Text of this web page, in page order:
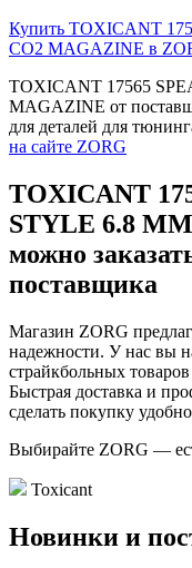
Купить TOXICANT
CO2 MAGAZINE в
TOXICANT 17565
MAGAZINE от
для деталей для
на сайте ZORG
TOXICANT
STYLE 6.8
можно
поставщика
Магазин ZORG
надежности. У нас вы
страйкбольных
Быстрая доставка и
сделать покупку
Выбирайте ZORG —
Toxicant
Новинки и